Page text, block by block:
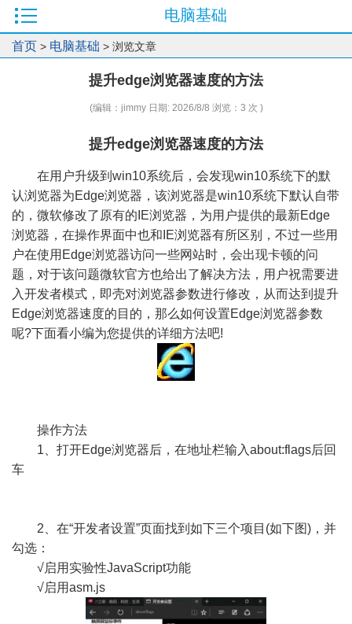
电脑基础
首页 > 电脑基础 > 浏览文章
提升edge浏览器速度的方法
(编辑：jimmy 日期: 2026/8/8 浏览：3 次 )
提升edge浏览器速度的方法
在用户升级到win10系统后，会发现win10系统下的默
认浏览器为Edge浏览器，该浏览器是win10系统下默认自带
的，微软修改了原有的IE浏览器，为用户提供的最新Edge
浏览器，在操作界面中也和IE浏览器有所区别，不过一些用
户在使用Edge浏览器访问一些网站时，会出现卡顿的问
题，对于该问题微软官方也给出了解决方法，用户祝需要进
入开发者模式，即壳对浏览器参数进行修改，从而达到提升
Edge浏览器速度的目的，那么如何设置Edge浏览器参数
呢?下面看小编为您提供的详细方法吧!
操作方法
1、打开Edge浏览器后，在地址栏输入about:flags后回
车
2、在“开发者设置”页面找到如下三个项目(如下图)，并
勾选：
√启用实验性JavaScript功能
√启用asm.js